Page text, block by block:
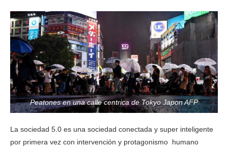
Peatones en una calle centrica de Tokyo Japon AFP
La sociedad 5.0 es una sociedad conectada y super inteligente
por primera vez con intervención y protagonismo humano